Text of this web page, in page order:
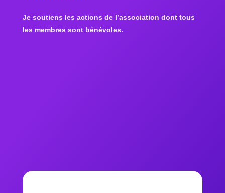
Je soutiens les actions de l’association dont tous
les membres sont bénévoles.